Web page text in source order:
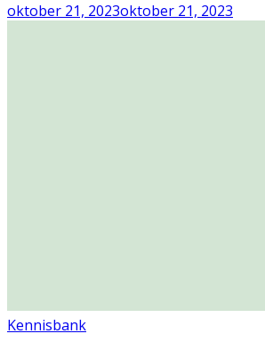
oktober 21, 2023oktober 21, 2023
Kennisbank